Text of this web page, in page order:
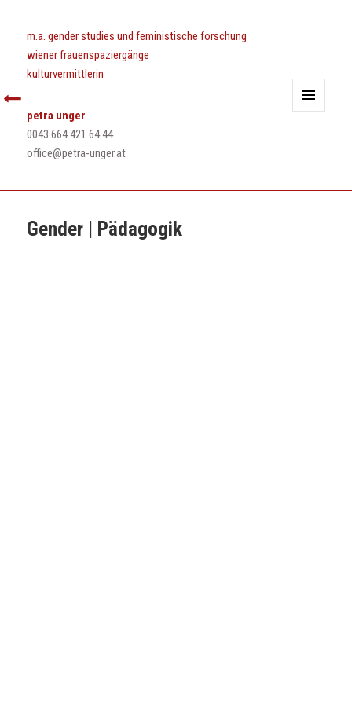
m.a. gender studies und feministische forschung
wiener frauenspaziergänge
kulturvermittlerin
petra unger
0043 664 421 64 44
office@petra-unger.at
Gender | Pädagogik